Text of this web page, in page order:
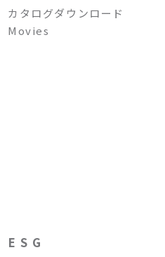
カタログダウンロード
Movies
E S G